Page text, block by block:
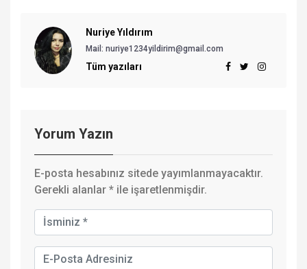
Nuriye Yıldırım
Mail: nuriye1234yildirim@gmail.com
Tüm yazıları
Yorum Yazın
E-posta hesabınız sitede yayımlanmayacaktır.
Gerekli alanlar * ile işaretlenmişdir.